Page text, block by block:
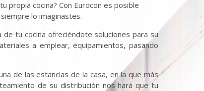
propia cocina? Con Eurocon es posible
lo imaginastes.
de tu cocina ofreciéndote soluciones para su
a emplear, equipamientos, pasando
de las estancias de la casa, en la que más
de su distribución nos hará que tu